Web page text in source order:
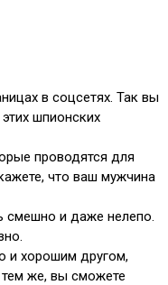
в соцсетях. Так вы
шпионских
проводятся для
что ваш мужчина
смешно и даже нелепо.
и хорошим другом,
тем же, вы сможете